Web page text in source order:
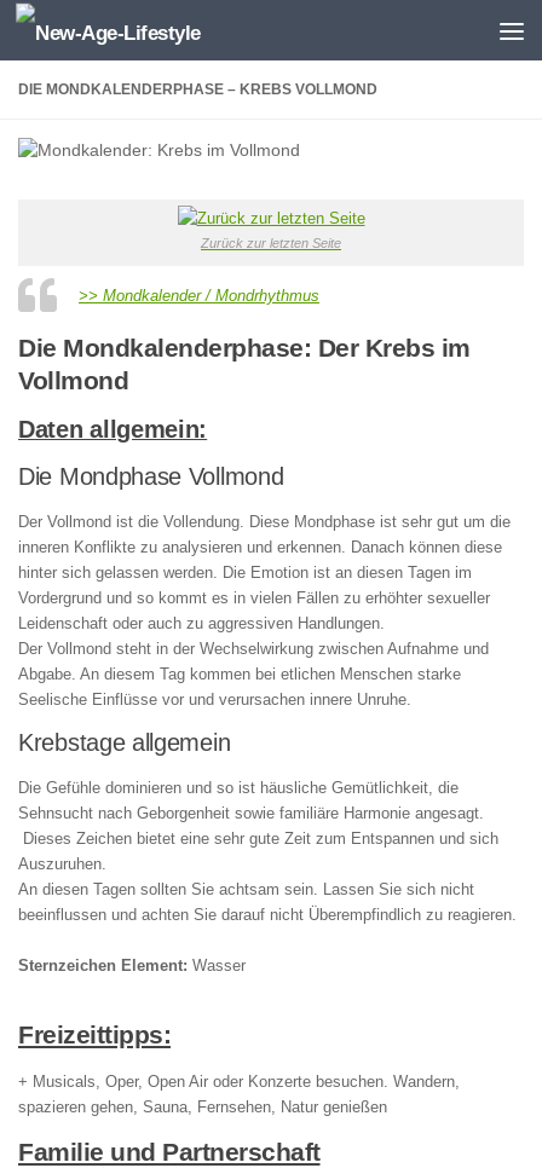
Zum Inhalt springen
DIE MONDKALENDERPHASE – KREBS VOLLMOND
Zurück zur letzten Seite
>> Mondkalender / Mondrhythmus
Die Mondkalenderphase: Der Krebs im
Vollmond
Daten allgemein:
Die Mondphase Vollmond
Der Vollmond ist die Vollendung. Diese Mondphase ist sehr gut um die
inneren Konflikte zu analysieren und erkennen. Danach können diese
hinter sich gelassen werden. Die Emotion ist an diesen Tagen im
Vordergrund und so kommt es in vielen Fällen zu erhöhter sexueller
Leidenschaft oder auch zu aggressiven Handlungen.
Der Vollmond steht in der Wechselwirkung zwischen Aufnahme und
Abgabe. An diesem Tag kommen bei etlichen Menschen starke
Seelische Einflüsse vor und verursachen innere Unruhe.
Krebstage allgemein
Die Gefühle dominieren und so ist häusliche Gemütlichkeit, die
Sehnsucht nach Geborgenheit sowie familiäre Harmonie angesagt.
Dieses Zeichen bietet eine sehr gute Zeit zum Entspannen und sich
Auszuruhen.
An diesen Tagen sollten Sie achtsam sein. Lassen Sie sich nicht
beeinflussen und achten Sie darauf nicht Überempfindlich zu reagieren.
Sternzeichen Element: Wasser
Freizeittipps:
+ Musicals, Oper, Open Air oder Konzerte besuchen. Wandern,
spazieren gehen, Sauna, Fernsehen, Natur genießen
Familie und Partnerschaft